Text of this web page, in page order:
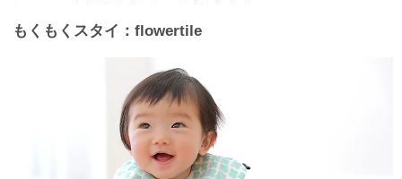
もくもくスタイ：flowertile